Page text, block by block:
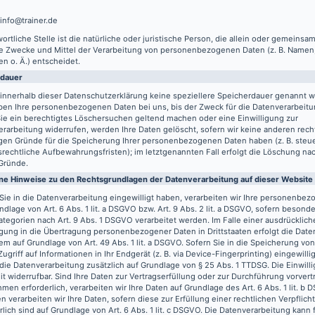
Stelle ist die natürliche oder juristische Person, die allein oder
Zwecke und Mittel der Verarbeitung von personenbezogenen Daten (z. B.
o. Ä.) entscheidet.
dieser Datenschutzerklärung keine speziellere Speicherdauer genannt
Ihre personenbezogenen Daten bei uns, bis der Zweck für die
ein berechtigtes Löschersuchen geltend machen oder eine Einwilligung zur
widerrufen, werden Ihre Daten gelöscht, sofern wir keine anderen
Gründe für die Speicherung Ihrer personenbezogenen Daten haben (z. B.
Aufbewahrungsfristen); im letztgenannten Fall erfolgt die Löschung
Hinweise zu den Rechtsgrundlagen der Datenverarbeitung auf dieser Website
in die Datenverarbeitung eingewilligt haben, verarbeiten wir Ihre
von Art. 6 Abs. 1 lit. a DSGVO bzw. Art. 9 Abs. 2 lit. a DSGVO, sofern
nach Art. 9 Abs. 1 DSGVO verarbeitet werden. Im Falle einer
in die Übertragung personenbezogener Daten in Drittstaaten erfolgt die
auf Grundlage von Art. 49 Abs. 1 lit. a DSGVO. Sofern Sie in die Speicherung
auf Informationen in Ihr Endgerät (z. B. via Device-Fingerprinting)
Datenverarbeitung zusätzlich auf Grundlage von § 25 Abs. 1 TTDSG. Die
widerrufbar. Sind Ihre Daten zur Vertragserfüllung oder zur Durchführung
erforderlich, verarbeiten wir Ihre Daten auf Grundlage des Art. 6 Abs. 1 lit. b
verarbeiten wir Ihre Daten, sofern diese zur Erfüllung einer rechtlichen
sind auf Grundlage von Art. 6 Abs. 1 lit. c DSGVO. Die Datenverarbeitung kann